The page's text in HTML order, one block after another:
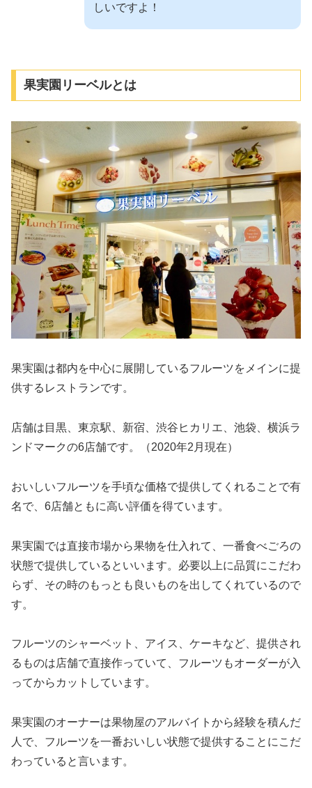
しいですよ！
果実園リーベルとは
果実園は都内を中心に展開しているフルーツをメインに提
供するレストランです。
店舗は目黒、東京駅、新宿、渋谷ヒカリエ、池袋、横浜ラ
ンドマークの6店舗です。（2020年2月現在）
おいしいフルーツを手頃な価格で提供してくれることで有
名で、6店舗ともに高い評価を得ています。
果実園では直接市場から果物を仕入れて、一番食べごろの
状態で提供しているといいます。必要以上に品質にこだわ
らず、その時のもっとも良いものを出してくれているので
す。
フルーツのシャーベット、アイス、ケーキなど、提供され
るものは店舗で直接作っていて、フルーツもオーダーが入
ってからカットしています。
果実園のオーナーは果物屋のアルバイトから経験を積んだ
人で、フルーツを一番おいしい状態で提供することにこだ
わっていると言います。